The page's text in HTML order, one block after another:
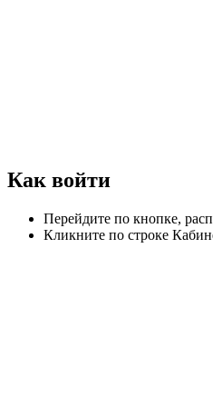
Как войти
Перейдите по кнопке,
Кликните по строке